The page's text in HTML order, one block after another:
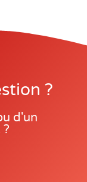
?
d'un